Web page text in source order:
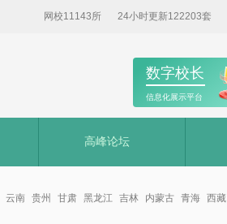
24小时更新122203套
网校11143所
数字校长
信息化展示平台
高峰论坛
云南 贵州 甘肃 黑龙江 吉林 内蒙古 青海 西藏